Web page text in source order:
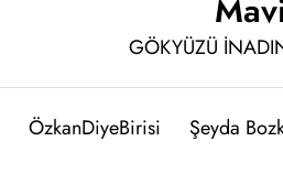
GÖKYÜZÜ
ÖzkanDiyeBirisi Şeyda